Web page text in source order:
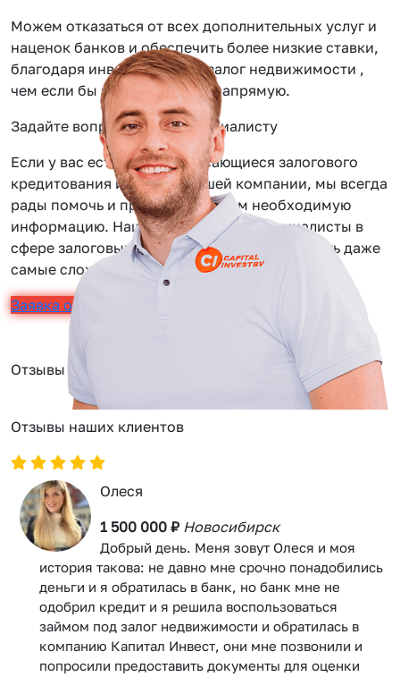
Можем отказаться от всех дополнительных услуг и
наценок банков и обеспечить более низкие ставки,
благодаря инвестиции под залог недвижимости ,
чем если бы вы обращались напрямую.
Задайте вопрос нашему специалисту
Если у вас есть вопросы касающиеся залогового
кредитования или услуг нашей компании, мы всегда
рады помочь и предоставить вам необходимую
информацию. Наши сотрудники — специалисты в
сфере залоговых займов, помогут вам решить даже
самые сложные задачи.
Заявка онлайн
Отзывы
Отзывы наших клиентов
Олеся
1 500 000 ₽ Новосибирск
Добрый день. Меня зовут Олеся и моя
история такова: не давно мне срочно понадобились
деньги и я обратилась в банк, но банк мне не
одобрил кредит и я решила воспользоваться
займом под залог недвижимости и обратилась в
компанию Капитал Инвест, они мне позвонили и
попросили предоставить документы для оценки